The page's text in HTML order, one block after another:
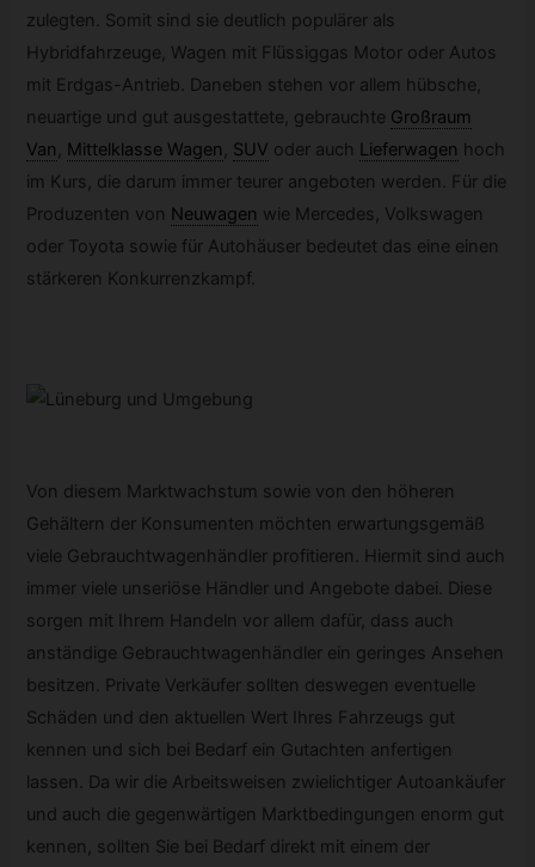
zulegten. Somit sind sie deutlich populärer als
Hybridfahrzeuge, Wagen mit Flüssiggas Motor oder Autos
mit Erdgas-Antrieb. Daneben stehen vor allem hübsche,
neuartige und gut ausgestattete, gebrauchte Großraum
Van , Mittelklasse Wagen , SUV oder auch Lieferwagen hoch
im Kurs, die darum immer teurer angeboten werden. Für die
Produzenten von Neuwagen wie Mercedes, Volkswagen
oder Toyota sowie für Autohäuser bedeutet das eine einen
stärkeren Konkurrenzkampf.
Von diesem Marktwachstum sowie von den höheren
Gehältern der Konsumenten möchten erwartungsgemäß
viele Gebrauchtwagenhändler profitieren. Hiermit sind auch
immer viele unseriöse Händler und Angebote dabei. Diese
sorgen mit Ihrem Handeln vor allem dafür, dass auch
anständige Gebrauchtwagenhändler ein geringes Ansehen
besitzen. Private Verkäufer sollten deswegen eventuelle
Schäden und den aktuellen Wert Ihres Fahrzeugs gut
kennen und sich bei Bedarf ein Gutachten anfertigen
lassen. Da wir die Arbeitsweisen zwielichtiger Autoankäufer
und auch die gegenwärtigen Marktbedingungen enorm gut
kennen, sollten Sie bei Bedarf direkt mit einem der